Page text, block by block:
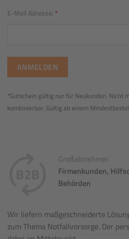
E-Mail Adresse: *
*Gutschein gültig nur für Neukunden. Nicht
kombinierbar. Gültig ab einem
Großabnehmer
Firmenkunden,
Behörden
Wir liefern maßgeschneiderte
zum Thema Notfallvorsorge. Der